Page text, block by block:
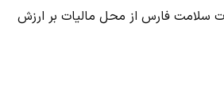
سلامت فارس از محل مالیات بر ارزش